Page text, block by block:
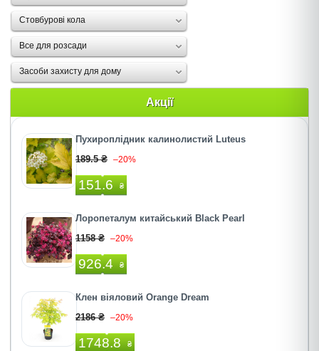
Стовбурові кола
Все для розсади
Засоби захисту для дому
Акції
Пухироплiдник калинолистий Luteus
189.5 ₴ –20%
151.6 ₴
Лоропеталум китайський Black Pearl
1158 ₴ –20%
926.4 ₴
Клен віяловий Orange Dream
2186 ₴ –20%
1748.8 ₴